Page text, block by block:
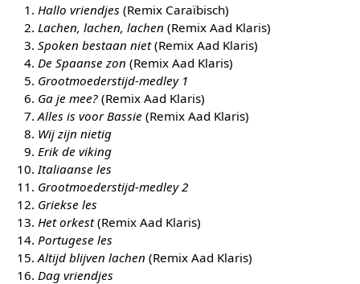
Hallo vriendjes (Remix Caraïbisch)
Lachen, lachen, lachen (Remix Aad Klaris)
Spoken bestaan niet(Remix Aad Klaris)
De Spaanse zon (Remix Aad Klaris)
Grootmoederstijd-medley 1
Ga je mee?(Remix Aad Klaris)
Alles is voor Bassie (Remix Aad Klaris)
Wij zijn nietig
Erik de viking
Italiaanse les
Grootmoederstijd-medley 2
Griekse les
Het orkest(Remix Aad Klaris)
Portugese les
Altijd blijven lachen (Remix Aad Klaris)
Dag vriendjes